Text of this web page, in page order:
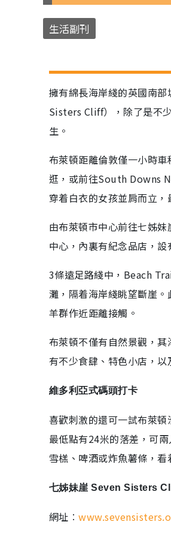
生活副刊
擁有綿長海岸綫的英國南
Sisters Cliff），除了是不
生。
布萊頓距離倫敦僅一小時
逛，或前往South Downs
穿着白衣的女孩並肩而立
由布萊頓市中心前往七姊
中心，內裏有紀念品店，
3條遠足路綫中，Beach
灘，隔着海岸綫眺望斷崖
羊群作近距離接觸。
布萊頓不僅有自然景觀，
有不少食肆、特色小店，
維多利亞式碼頭打卡
喜歡刺激的還可一試布萊
最低點有24米的落差，可
雪榚、啤酒或炸魚薯條，
七姊妹崖 Seven Sisters
網址︰